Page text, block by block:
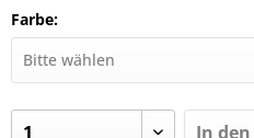
Farbe:
In den